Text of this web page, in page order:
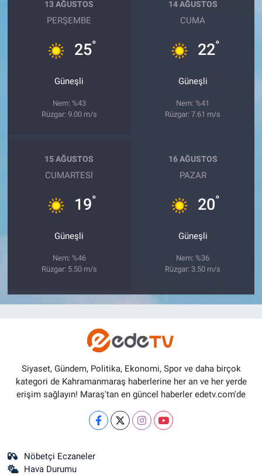
13 AĞUSTOS
PERŞEMBE
25°
Güneşli
Nem: %43
Rüzgar: 9.00 m/s
14 AĞUSTOS
CUMA
22°
Güneşli
Nem: %41
Rüzgar: 7.61 m/s
15 AĞUSTOS
CUMARTESI
19°
Güneşli
Nem: %46
Rüzgar: 5.50 m/s
16 AĞUSTOS
PAZAR
20°
Güneşli
Nem: %36
Rüzgar: 3.50 m/s
Siyaset, Gündem, Politika, Ekonomi, Spor ve daha birçok
kategori de Kahramanmaraş haberlerine her an ve her yerde
erişim sağlayın! Maraş'tan en güncel haberler edetv.com'de
Nöbetçi Eczaneler
Hava Durumu